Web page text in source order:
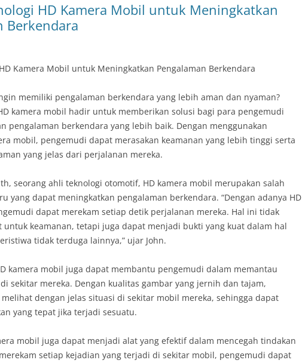
HD Kamera Mobil untuk Meningkatkan
Berkendara
Kamera Mobil untuk Meningkatkan Pengalaman Berkendara
memiliki pengalaman berkendara yang lebih aman dan nyaman?
kamera mobil hadir untuk memberikan solusi bagi para pengemudi
pengalaman berkendara yang lebih baik. Dengan menggunakan
mobil, pengemudi dapat merasakan keamanan yang lebih tinggi serta
yang jelas dari perjalanan mereka.
seorang ahli teknologi otomotif, HD kamera mobil merupakan salah
yang dapat meningkatkan pengalaman berkendara. “Dengan adanya HD
dapat merekam setiap detik perjalanan mereka. Hal ini tidak
untuk keamanan, tetapi juga dapat menjadi bukti yang kuat dalam hal
tidak terduga lainnya,” ujar John.
kamera mobil juga dapat membantu pengemudi dalam memantau
sekitar mereka. Dengan kualitas gambar yang jernih dan tajam,
dengan jelas situasi di sekitar mobil mereka, sehingga dapat
yang tepat jika terjadi sesuatu.
mobil juga dapat menjadi alat yang efektif dalam mencegah tindakan
setiap kejadian yang terjadi di sekitar mobil, pengemudi dapat